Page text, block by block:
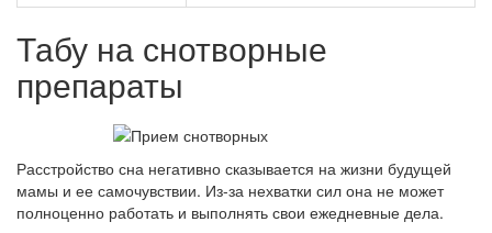
Табу на снотворные
препараты
Расстройство сна негативно сказывается на жизни будущей
мамы и ее самочувствии. Из-за нехватки сил она не может
полноценно работать и выполнять свои ежедневные дела.